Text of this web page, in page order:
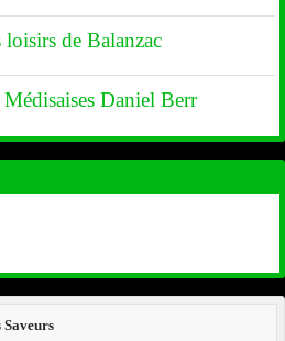
Saveurs
loisirs de Balanzac
Daniel Berr